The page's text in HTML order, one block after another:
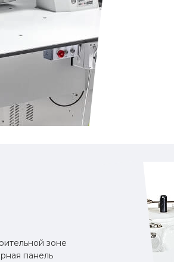
зоне
панель